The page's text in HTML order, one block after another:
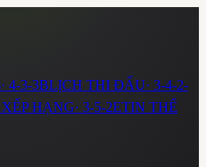
· 4-3-3BLỊCH THI ĐẤU· 3-4-2-
HẠNG· 3-5-2ETIN THỂ